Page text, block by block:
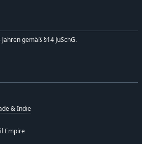
gemäß §14 JuSchG.
& Indie
Empire